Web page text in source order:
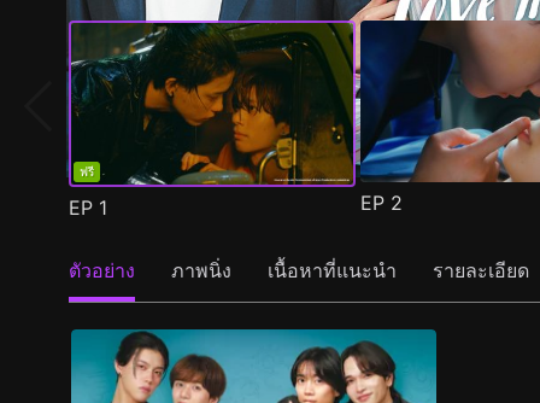
ฟรี
EP 1 EP 2
ตัวอย่าง ภาพนิ่ง เนื้อหาที่แนะนำ รายละเอียด